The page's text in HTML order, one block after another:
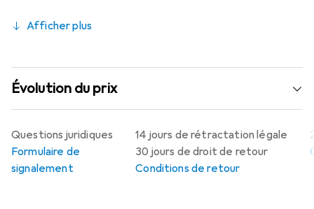
Afficher plus
Évolution du prix
14 jours de rétractation légale
30 jours de droit de retour
Conditions de retour
Questions juridiques
Formulaire de
signalement